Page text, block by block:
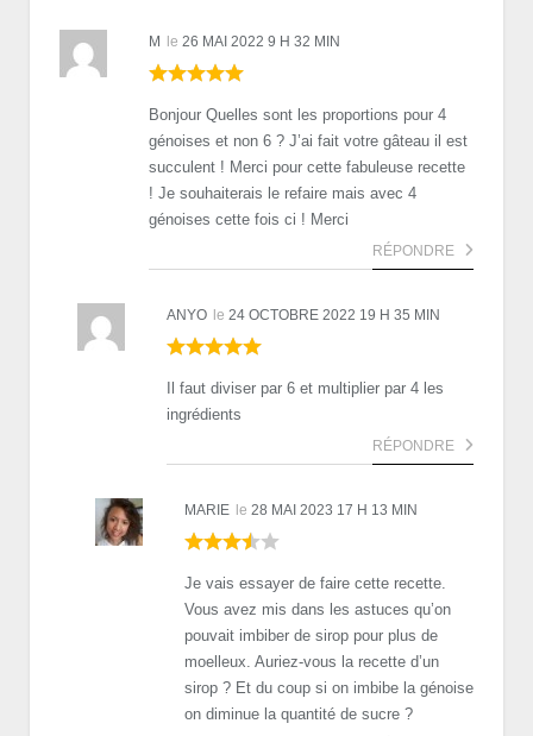
M le 26 MAI 2022 9 H 32 MIN
Bonjour Quelles sont les proportions pour 4
génoises et non 6 ? J’ai fait votre gâteau il est
succulent ! Merci pour cette fabuleuse recette
! Je souhaiterais le refaire mais avec 4
génoises cette fois ci ! Merci
RÉPONDRE
ANYO le 24 OCTOBRE 2022 19 H 35 MIN
Il faut diviser par 6 et multiplier par 4 les
ingrédients
RÉPONDRE
MARIE le 28 MAI 2023 17 H 13 MIN
Je vais essayer de faire cette recette.
Vous avez mis dans les astuces qu’on
pouvait imbiber de sirop pour plus de
moelleux. Auriez-vous la recette d’un
sirop ? Et du coup si on imbibe la génoise
on diminue la quantité de sucre ?